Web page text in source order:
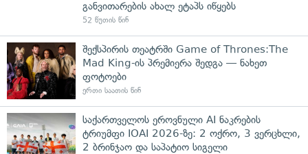
განვითარების ახალ ეტაპს იწყებს
52 წუთის წინ
შექსპირის თეატრში Game of Thrones:The
Mad King-ის პრემიერა შედგა — ნახეთ
ფოტოები
ერთი საათის წინ
საქართველოს ეროვნული AI ნაკრების
ტრიუმფი IOAI 2026-ზე: 2 ოქრო, 3 ვერცხლი,
2 ბრინჯაო და საპატიო სიგელი